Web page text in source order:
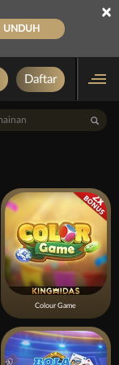
UNDUH
×
Daftar
Colour Game